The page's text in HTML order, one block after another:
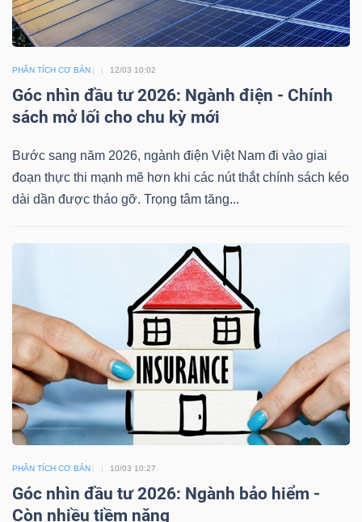
PHÂN TÍCH CƠ BẢN 12/03 10:02
Góc nhìn đầu tư 2026: Ngành điện - Chính
sách mở lối cho chu kỳ mới
Bước sang năm 2026, ngành điện Việt Nam đi vào giai
đoạn thực thi mạnh mẽ hơn khi các nút thắt chính sách kéo
dài dần được tháo gỡ. Trọng tâm tăng...
PHÂN TÍCH CƠ BẢN 10/03 10:27
Góc nhìn đầu tư 2026: Ngành bảo hiểm -
Còn nhiều tiềm năng
NĂNG
LƯỢNG
NGUYÊN
VẬT
CÔNG
NGHIỆP
TIÊU
DÙNG
THIẾT